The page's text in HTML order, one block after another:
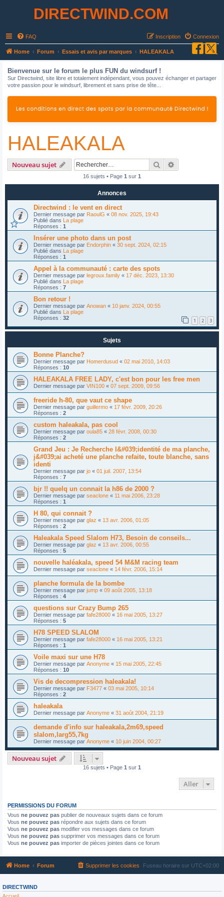
DIRECTWIND.COM
FAQ Connexion
Inscription
Home Forum Essais et avis par marques HALEAKALA
Bienvenue sur le forum le plus FUN du windsurf !
Sur Directwind, site libre et totalement indépendant, vous pouvez échanger et partager
votre passion pour le windsurf, librement et sans prise de tête...
HALEAKALA
Nouveau sujet Rechercher
16 sujets • Page 1 sur 1
Annonces
Directwind : le vent en direct
Dernier message par RaoulG « 08 nov. 2025, 19:43
Publié dans La plage
Réponses : 1
Insérer une photo dans un post
Dernier message par Endorphin « 30 sept. 2024, 02:15
Publié dans La plage
Réponses : 1
Appel à la communauté : carte des spots
Dernier message par legroux.family « 17 déc. 2023, 13:30
Publié dans La plage
Réponses : 7
Bon retour !
Dernier message par Anowan « 10 janv. 2024, 00:55
Publié dans La plage
Réponses : 32 1 2 3
Sujets
Bonne Planche?
Dernier message par Homerdusud « 02 mai 2010, 14:03
Réponses : 10
HALEAKALA FREE LADY, c'est bon pour les free men
Dernier message par VIN100 « 07 sept. 2009, 09:56
freeride h-80, que vaut ce shape
Dernier message par guillermo « 17 févr. 2009, 20:26
Réponses : 2
custom haleakala, pas cool
Dernier message par oula85 « 28 févr. 2008, 00:30
Réponses : 2
Grand Jeu : Je Recherche l&#039;identité de ma planche,
j&#039;ai acheté une planche refaite, toute blanche, sans
identi
Dernier message par jo « 01 juil. 2007, 13:54
Réponses : 7
bjr !! quelq un connait la h86 de 2000 ?
Dernier message par seaclone « 11 mai 2006, 23:28
Réponses : 1
H 80, qui connait ?
Dernier message par glaz « 13 avr. 2006, 01:05
Réponses : 2
Haleakala Speed Slalom H73, Besoin de conseils...
Dernier message par glaz « 13 avr. 2006, 00:55
Réponses : 5
nouvelle haléakala, speed 54 M&M racing team
Dernier message par seaclone « 14 févr. 2006, 15:14
planche formula de la bombe
Dernier message par jump « 09 août 2005, 13:18
Réponses : 4
questions sur Crazy Bump 265
Dernier message par fafe28000 « 16 mai 2005, 13:27
Réponses : 5
H78 SPEED SLALOM
Dernier message par fafe28000 « 16 mai 2005, 13:21
Réponses : 1
Voile maxi sur une H78
Dernier message par Anonyme « 15 mai 2005, 22:45
Réponses : 10
Vis de decompression haleakala!
Dernier message par F3477 « 03 mai 2005, 10:14
Réponses : 2
haleakala
Dernier message par Anonyme « 31 août 2004, 21:19
demande d'info sur haleakala,2m69,speed
slalom,larg55,7kg
Dernier message par Anonyme « 10 juin 2004, 00:27
Nouveau sujet
16 sujets • Page 1 sur 1
Aller
PERMISSIONS DU FORUM
Vous ne pouvez pas publier de nouveaux sujets dans ce forum
Vous ne pouvez pas répondre aux sujets dans ce forum
Vous ne pouvez pas modifier vos messages dans ce forum
Vous ne pouvez pas supprimer vos messages dans ce forum
Vous ne pouvez pas importer de pièces jointes dans ce forum
Home Forum Fuseau horaire sur UTC+02:00
Supprimer les cookies
DIRECTWIND
Accueil